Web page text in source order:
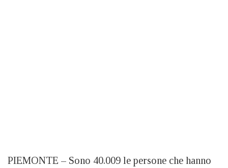
PIEMONTE – Sono 40.009 le persone che hanno